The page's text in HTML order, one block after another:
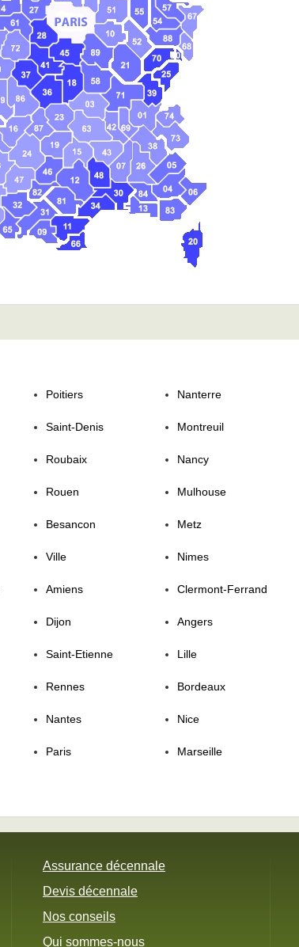
Poitiers Nanterre
Saint-Denis Montreuil
Roubaix Nancy
Rouen Mulhouse
Besancon Metz
Ville Nimes
Amiens Clermont-Ferrand
Dijon Angers
Saint-Etienne Lille
Rennes Bordeaux
Nantes Nice
Paris Marseille
Assurance décennale
Devis décennale
Nos conseils
Qui sommes-nous